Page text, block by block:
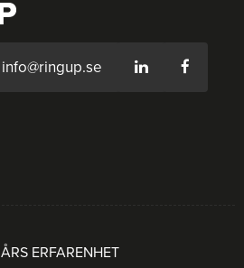
info@ringup.se
ERFARENHET